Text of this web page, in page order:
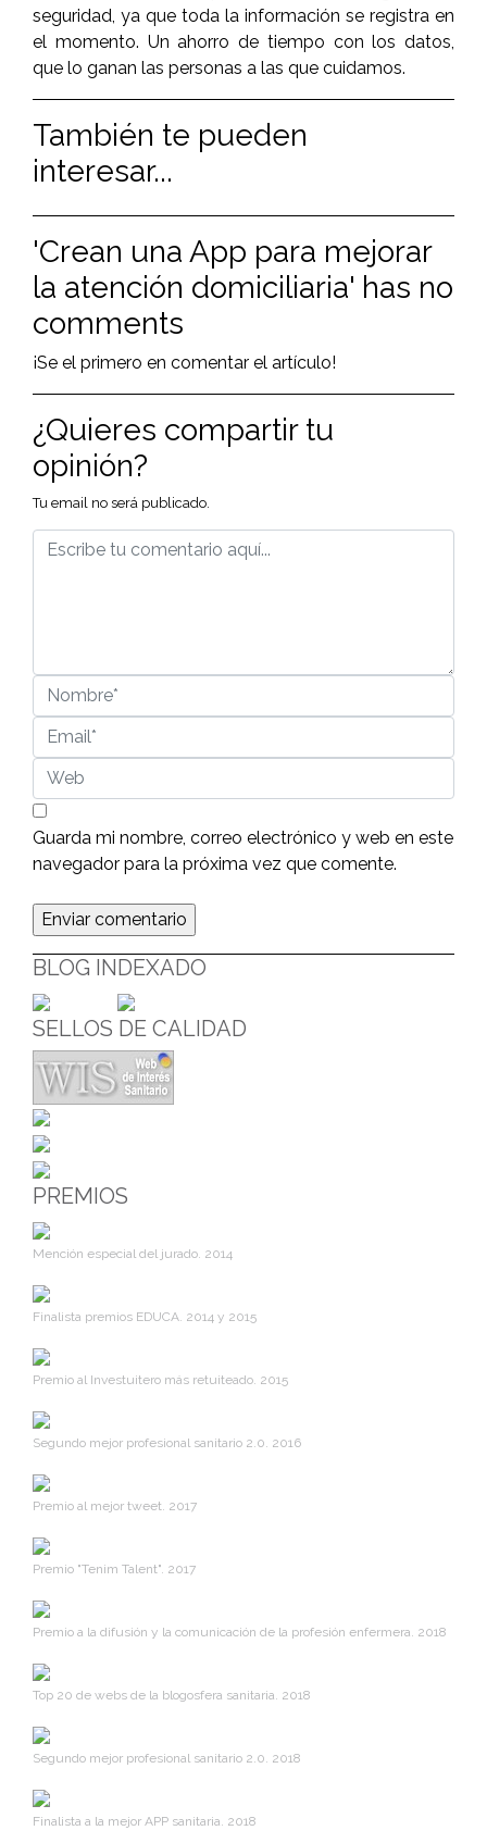
seguridad, ya que toda la información se registra en
el momento. Un ahorro de tiempo con los datos,
que lo ganan las personas a las que cuidamos.
También te pueden
interesar...
'Crean una App para mejorar
la atención domiciliaria' has no
comments
¡Se el primero en comentar el artículo!
¿Quieres compartir tu
opinión?
Tu email no será publicado.
Guarda mi nombre, correo electrónico y web en este
navegador para la próxima vez que comente.
BLOG INDEXADO
SELLOS DE CALIDAD
PREMIOS
Mención especial del jurado. 2014
Finalista premios EDUCA. 2014 y 2015
Premio al Investuitero más retuiteado. 2015
Segundo mejor profesional sanitario 2.0. 2016
Premio al mejor tweet. 2017
Premio "Tenim Talent". 2017
Premio a la difusión y la comunicación de la profesión enfermera. 2018
Top 20 de webs de la blogosfera sanitaria. 2018
Segundo mejor profesional sanitario 2.0. 2018
Finalista a la mejor APP sanitaria. 2018